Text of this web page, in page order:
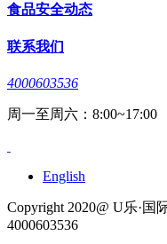
食品安全动态
联系我们
4000603536
周一至周六：8:00~17:00
English
Copyright 2020@ U乐·国
4000603536